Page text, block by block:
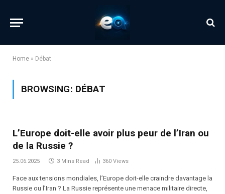
Home » Débat
BROWSING: DÉBAT
L’Europe doit-elle avoir plus peur de l’Iran ou
de la Russie ?
25.06.2025 3 Mins Read 360 Views
Face aux tensions mondiales, l’Europe doit-elle craindre davantage la
Russie ou l’Iran ? La Russie représente une menace militaire directe,